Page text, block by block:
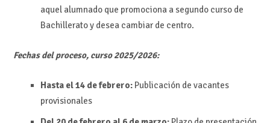
aquel alumnado que promociona a segundo curso de
Bachillerato y desea cambiar de centro.
Fechas del proceso, curso 2025/2026:
Hasta el 14 de febrero:Publicación de vacantes
provisionales